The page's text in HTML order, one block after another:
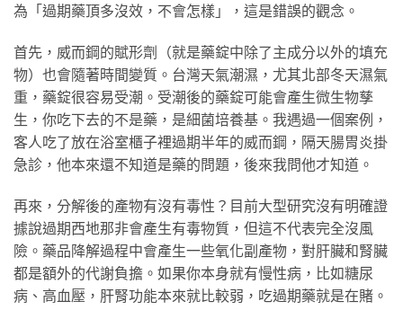
為「過期藥頂多沒效，不會怎樣」，這是錯誤的觀念。
首先，威而鋼的賦形劑（就是藥錠中除了主成分以外的填充
物）也會隨著時間變質。台灣天氣潮濕，尤其北部冬天濕氣
重，藥錠很容易受潮。受潮後的藥錠可能會產生微生物孳
生，你吃下去的不是藥，是細菌培養基。我遇過一個案例，
客人吃了放在浴室櫃子裡過期半年的威而鋼，隔天腸胃炎掛
急診，他本來還不知道是藥的問題，後來我問他才知道。
再來，分解後的產物有沒有毒性？目前大型研究沒有明確證
據說過期西地那非會產生有毒物質，但這不代表完全沒風
險。藥品降解過程中會產生一些氧化副產物，對肝臟和腎臟
都是額外的代謝負擔。如果你本身就有慢性病，比如糖尿
病、高血壓，肝腎功能本來就比較弱，吃過期藥就是在賭。